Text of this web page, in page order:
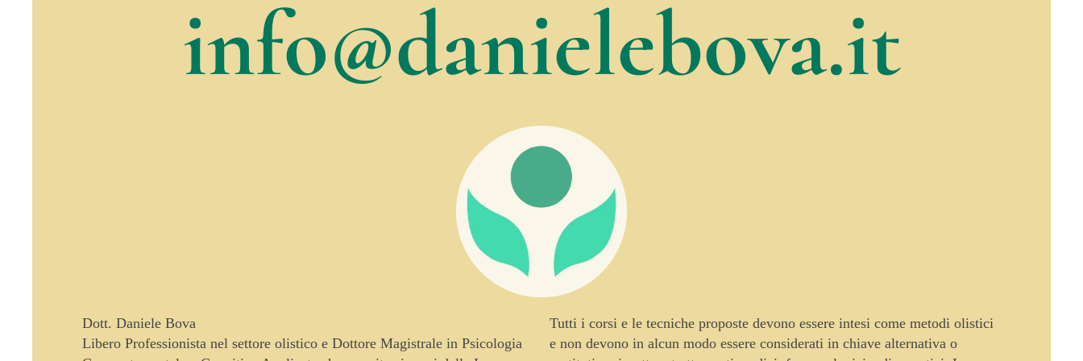
info@danielebova.it
Dott. Daniele Bova
Libero Professionista nel settore olistico e Dottore Magistrale in Psicologia
Tutti i corsi e le tecniche proposte devono essere intesi come metodi olistici
e non devono in alcun modo essere considerati in chiave alternativa o